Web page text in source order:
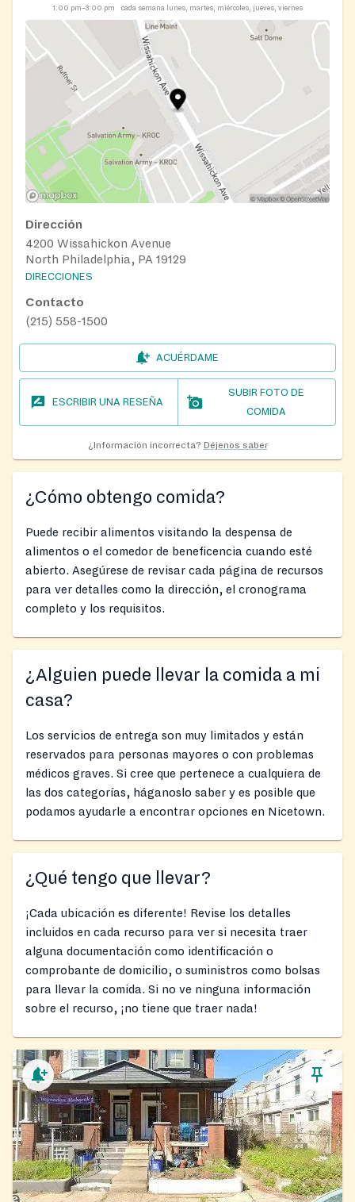
1:00 pm–3:00 pm cada semana lunes, martes, miércoles, jueves, viernes
Dirección
4200 Wissahickon Avenue
North Philadelphia, PA 19129
DIRECCIONES
Contacto
(215) 558-1500
ACUÉRDAME
ESCRIBIR UNA RESEÑA
SUBIR FOTO DE
COMIDA
¿Información incorrecta? Déjenos saber
¿Cómo obtengo comida?
Puede recibir alimentos visitando la despensa de
alimentos o el comedor de beneficencia cuando esté
abierto. Asegúrese de revisar cada página de recursos
para ver detalles como la dirección, el cronograma
completo y los requisitos.
¿Alguien puede llevar la comida a mi
casa?
Los servicios de entrega son muy limitados y están
reservados para personas mayores o con problemas
médicos graves. Si cree que pertenece a cualquiera de
las dos categorías, háganoslo saber y es posible que
podamos ayudarle a encontrar opciones en Nicetown.
¿Qué tengo que llevar?
¡Cada ubicación es diferente! Revise los detalles
incluidos en cada recurso para ver si necesita traer
alguna documentación como identificación o
comprobante de domicilio, o suministros como bolsas
para llevar la comida. Si no ve ninguna información
sobre el recurso, ¡no tiene que traer nada!